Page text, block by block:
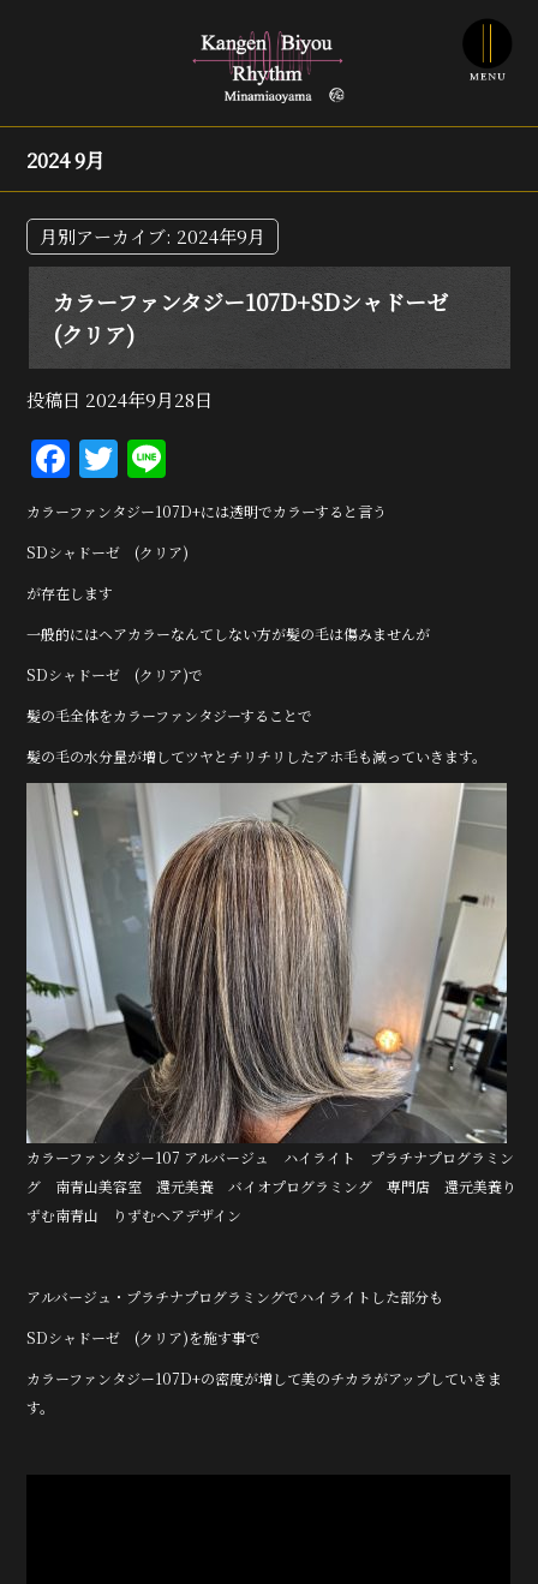
2024 9月
月別アーカイブ: 2024年9月
カラーファンタジー107D+SDシャドーゼ
(クリア)
投稿日 2024年9月28日
F
a
c
e
b
o
o
k
T
w
it
te
r
n
e
カラーファンタジー107D+には透明でカラーすると言う
SDシャドーゼ (クリア)
が存在します
一般的にはヘアカラーなんてしない方が髪の毛は傷みませんが
SDシャドーゼ (クリア)で
髪の毛全体をカラーファンタジーすることで
髪の毛の水分量が増してツヤとチリチリしたアホ毛も減っていきます。
カラーファンタジー107 アルバージュ ハイライト プラチナプログラミン
グ 南青山美容室 還元美養 バイオプログラミング 専門店 還元美養り
ずむ南青山 りずむヘアデザイン
アルバージュ・プラチナプログラミングでハイライトした部分も
SDシャドーゼ (クリア)を施す事で
カラーファンタジー107D+の密度が増して美のチカラがアップしていきま
す。